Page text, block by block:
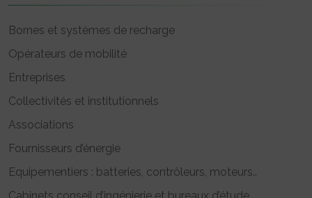
Bornes et systèmes de recharge
Opérateurs de mobilité
Entreprises
Collectivités et institutionnels
Associations
Fournisseurs d’énergie
Equipementiers : batteries, contrôleurs, moteurs..